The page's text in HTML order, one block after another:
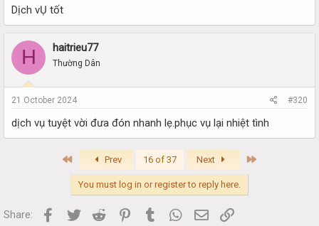
Dịch vỤ tốt
H haitrieu77
Thường Dân
21 October 2024 #320
dịch vụ tuyệt vời đưa đón nhanh lẹ.phục vụ lại nhiệt tình
First Prev 16 of 37 Next
You must log in or register to reply here.
Share: Facebook
Twitter Reddit PinterestTumblr WhatsApp
Email